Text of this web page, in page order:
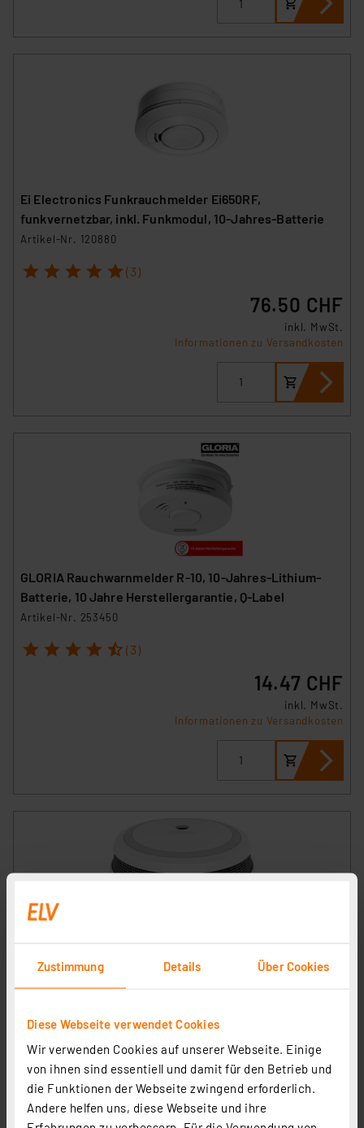
Zustimmung Details Über Cookies
Diese Webseite verwendet Cookies
Wir verwenden Cookies auf unserer Webseite. Einige
von ihnen sind essentiell und damit für den Betrieb und
die Funktionen der Webseite zwingend erforderlich.
Andere helfen uns, diese Webseite und ihre
Ei Electronics Funkrauchmelder Ei650RF,
funkvernetzbar, inkl. Funkmodul, 10-Jahres-Batterie
Artikel-Nr. 120880
1 2 3 4 5 (3)
76.50 CHF
inkl. MwSt.
Informationen zu Versandkosten
GLORIA Rauchwarnmelder R-10, 10-Jahres-Lithium-
Batterie, 10 Jahre Herstellergarantie, Q-Label
Artikel-Nr. 253450
1 2 3 4 5 (3)
14.47 CHF
inkl. MwSt.
Informationen zu Versandkosten
GLORIA Funk-Rauchmelder 2106 by CAVIUS,
Rauchwarnmelder, 10-Jahres-Batterie, funkvernetzbar
2 3 4 5 (1)
46.42 CHF
inkl. MwSt.
Informationen zu Versandkosten